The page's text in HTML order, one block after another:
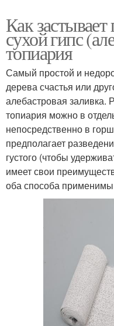
Как застывает
сухой гипс
топиария
Самый простой и
дерева счастья или
алебастровая заливка.
топиария можно в
непосредственно в
предполагает
густого (чтобы
имеет свои
оба способа